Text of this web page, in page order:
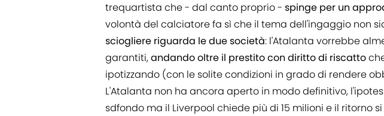
trequartista che - dal canto proprio - spinge per un
volontà del calciatore fa sì che il tema dell'ingaggio non
sciogliere riguarda le due società: l'Atalanta vorrebbe
garantiti,andando oltre il prestito con diritto di riscatto
ipotizzando (con le solite condizioni in grado di rendere
L'Atalanta non ha ancora aperto in modo definitivo,
sdfondo ma il Liverpool chiede più di 15 milioni e il ritorno